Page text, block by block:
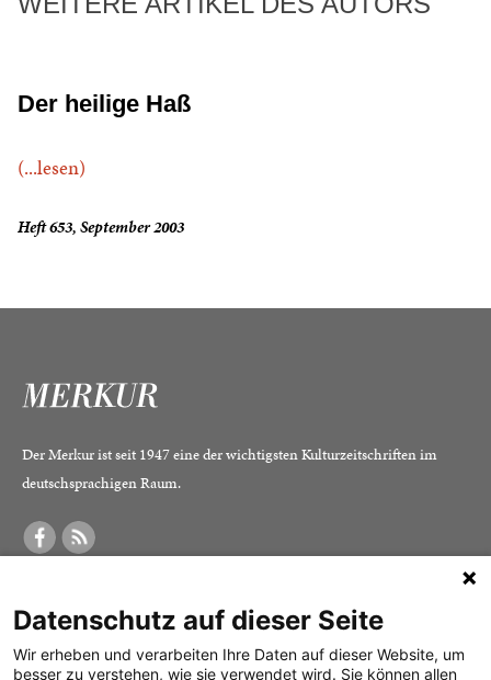
Der heilige Haß
(...lesen)
Heft 653, September 2003
Der Merkur ist seit 1947 eine der wichtigsten Kulturzeitschriften im
deutschsprachigen Raum.
Was ist der Merkur?
Herausgeber /
Alle Abos im Überblick
Print-Abo
Impressum
Datenschutz
Datenschutz auf dieser Seite
Wir erheben und verarbeiten Ihre Daten auf dieser Website, um
besser zu verstehen, wie sie verwendet wird. Sie können allen